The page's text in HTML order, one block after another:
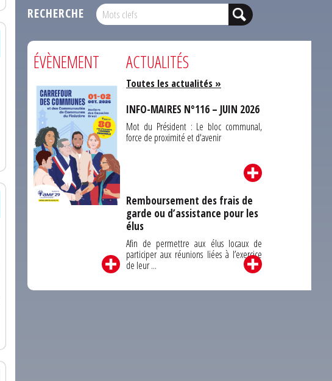
RECHERCHE
ÉVÈNEMENT ACTUALITÉS
Toutes les actualités »
INFO-MAIRES N°116 – JUIN 2026
Mot du Président : Le bloc communal,
force de proximité et d'avenir
Remboursement des frais de
garde ou d’assistance pour les
élus
Afin de permettre aux élus locaux de
participer aux réunions liées à l’exercice
de leur ...